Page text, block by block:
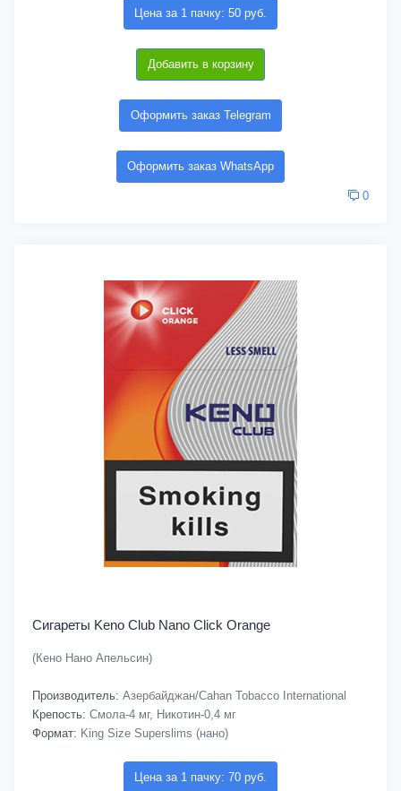
Цена за 1 пачку: 50 руб.
Добавить в корзину
Оформить заказ Telegram
Оформить заказ WhatsApp
0
Сигареты Keno Club Nano Click Orange
(Кено Нано Апельсин)
Производитель: Азербайджан/Cahan Tobacco International
Крепость: Смола-4 мг, Никотин-0,4 мг
Формат: King Size Superslims (нано)
Цена за 1 пачку: 70 руб.